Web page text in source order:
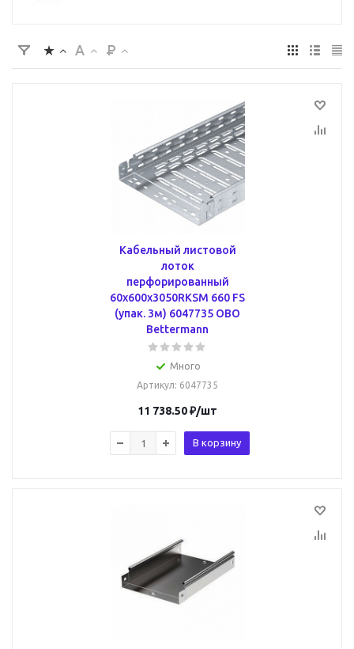
Кабельный листовой
лоток
перфорированный
60x600x3050RKSM 660 FS
(упак. 3м) 6047735 OBO
Bettermann
Много
Артикул: 6047735
11 738.50₽/шт
В корзину